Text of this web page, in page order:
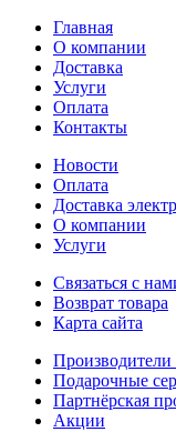
Главная
О компании
Доставка
Услуги
Оплата
Контакты
Новости
Оплата
Доставка
О компании
Услуги
Связаться с
Возврат товара
Карта сайта
Подарочные
Партнёрская
Акции